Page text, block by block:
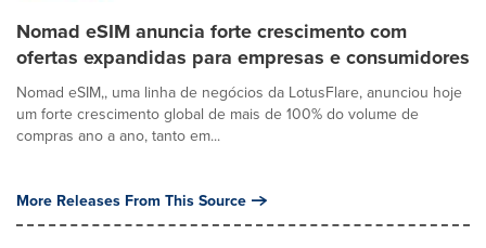
Nomad eSIM anuncia forte crescimento com
ofertas expandidas para empresas e consumidores
Nomad eSIM,, uma linha de negócios da LotusFlare, anunciou hoje
um forte crescimento global de mais de 100% do volume de
compras ano a ano, tanto em...
More Releases From This Source